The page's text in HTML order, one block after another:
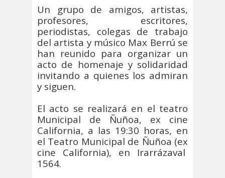
peirodistas
Asociación Nacional de
Magistrados
asociacion
es
ataque
megavisión
Autism
o
Aymar
Aysén
Garzón
bancoesta
do
Bárbara
Huberman
Barcelom
a
bases para el
debate
BBC
Un grupo de amigos, artistas,
profesores, escritores,
periodistas, colegas de trabajo
del artista y músico Max Berrú se
han reunido para organizar un
acto de homenaje y solidaridad
invitando a quienes los admiran
y siguen.
El acto se realizará en el teatro
Municipal de Ñuñoa, ex cine
California, a las 19:30 horas, en
el Teatro Municipal de Ñuñoa (ex
cine California), en Irarrázaval
1564.